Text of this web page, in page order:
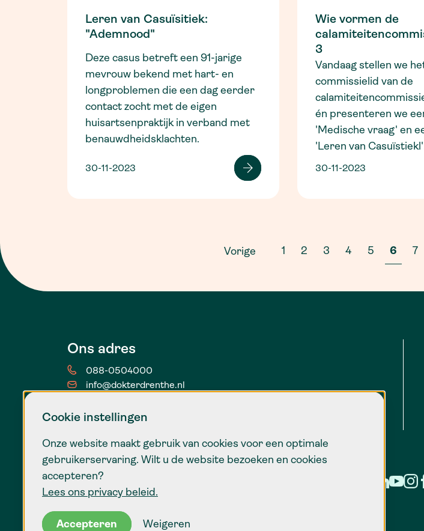
Cookie instellingen
Onze website maakt gebruik van cookies voor een optimale
gebruikerservaring. Wilt u de website bezoeken en cookies
accepteren?
Lees ons privacy beleid.
Accepteren Weigeren
Leren van Casuïsitiek:
"Ademnood"
Deze casus betreft een 91-jarige
mevrouw bekend met hart- en
longproblemen die een dag eerder
contact zocht met de eigen
huisartsenpraktijk in verband met
benauwdheidsklachten.
30-11-2023
Wie vormen de
3
Vandaag stellen we
commissielid van de
én presenteren we
'Medische vraag' en
'Leren van
30-11-2023
Vorige 1 2 3 4 5 6 7
Ons adres
088-0504000
info@dokterdrenthe.nl
9401 KX Assen